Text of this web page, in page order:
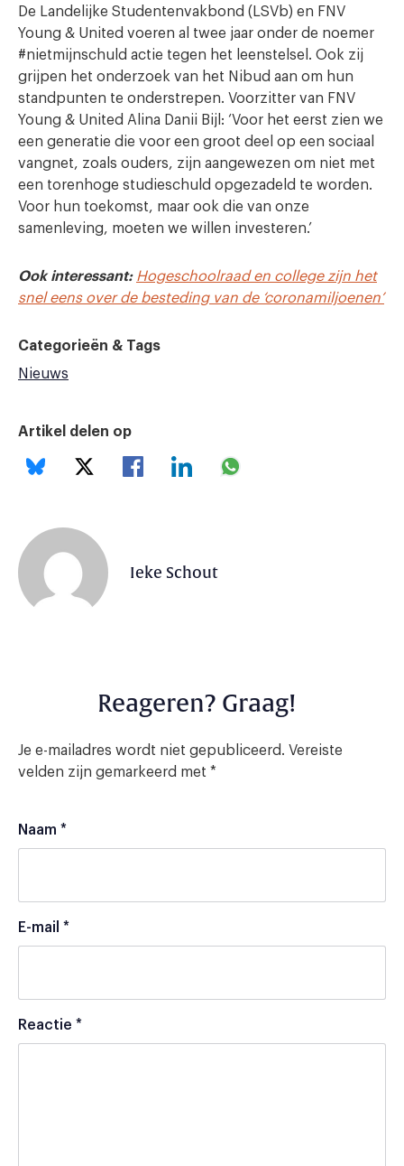
De Landelijke Studentenvakbond (LSVb) en FNV
Young & United voeren al twee jaar onder de noemer
#nietmijnschuld actie tegen het leenstelsel. Ook zij
grijpen het onderzoek van het Nibud aan om hun
standpunten te onderstrepen. Voorzitter van FNV
Young & United Alina Danii Bijl: ‘Voor het eerst zien we
een generatie die voor een groot deel op een sociaal
vangnet, zoals ouders, zijn aangewezen om niet met
een torenhoge studieschuld opgezadeld te worden.
Voor hun toekomst, maar ook die van onze
samenleving, moeten we willen investeren.’
Ook interessant: Hogeschoolraad en college zijn het
snel eens over de besteding van de ‘coronamiljoenen’
Categorieën & Tags
Nieuws
Artikel delen op
Ieke Schout
Reageren? Graag!
Je e-mailadres wordt niet gepubliceerd. Vereiste
velden zijn gemarkeerd met *
Naam *
E-mail *
Reactie *